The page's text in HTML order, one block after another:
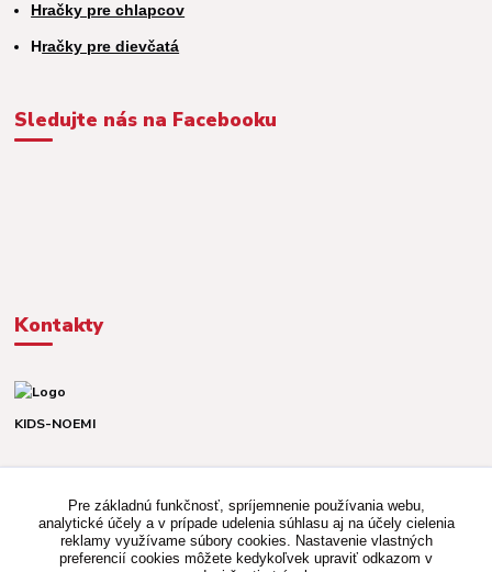
Hračky pre chlapcov
Hračky pre dievčatá
Sledujte nás na Facebooku
Kontakty
KIDS-NOEMI
Dávid alebo Martina
(Po-Pia, 8-16 hod.)
kidsnoemi.shop@gmail.com
Pre základnú funkčnosť, spríjemnenie používania webu,
analytické účely a v prípade udelenia súhlasu aj na účely cielenia
reklamy využívame súbory cookies. Nastavenie vlastných
preferencií cookies môžete kedykoľvek upraviť odkazom v